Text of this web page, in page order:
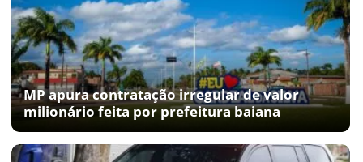
MP apura contratação irregular de valor
milionário feita por prefeitura baiana